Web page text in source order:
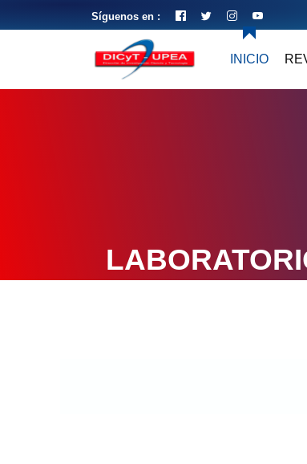
Síguenos en :
INICIO